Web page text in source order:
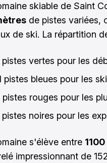
skiable de Saint
de pistes variées,
de ski. La répartition
pistes vertes pour les
pistes bleues pour les
pistes rouges pour les
pistes noires pour les
s'élève entre
impressionnant de